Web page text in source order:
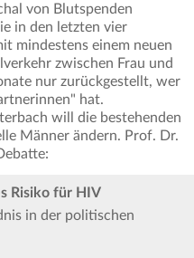
von Blutspenden
in den letzten vier
mindestens einem neuen
zwischen Frau und
nur zurückgestellt, wer
hat.
will die bestehenden
Männer ändern. Prof. Dr.
Risiko für HIV
in der politischen